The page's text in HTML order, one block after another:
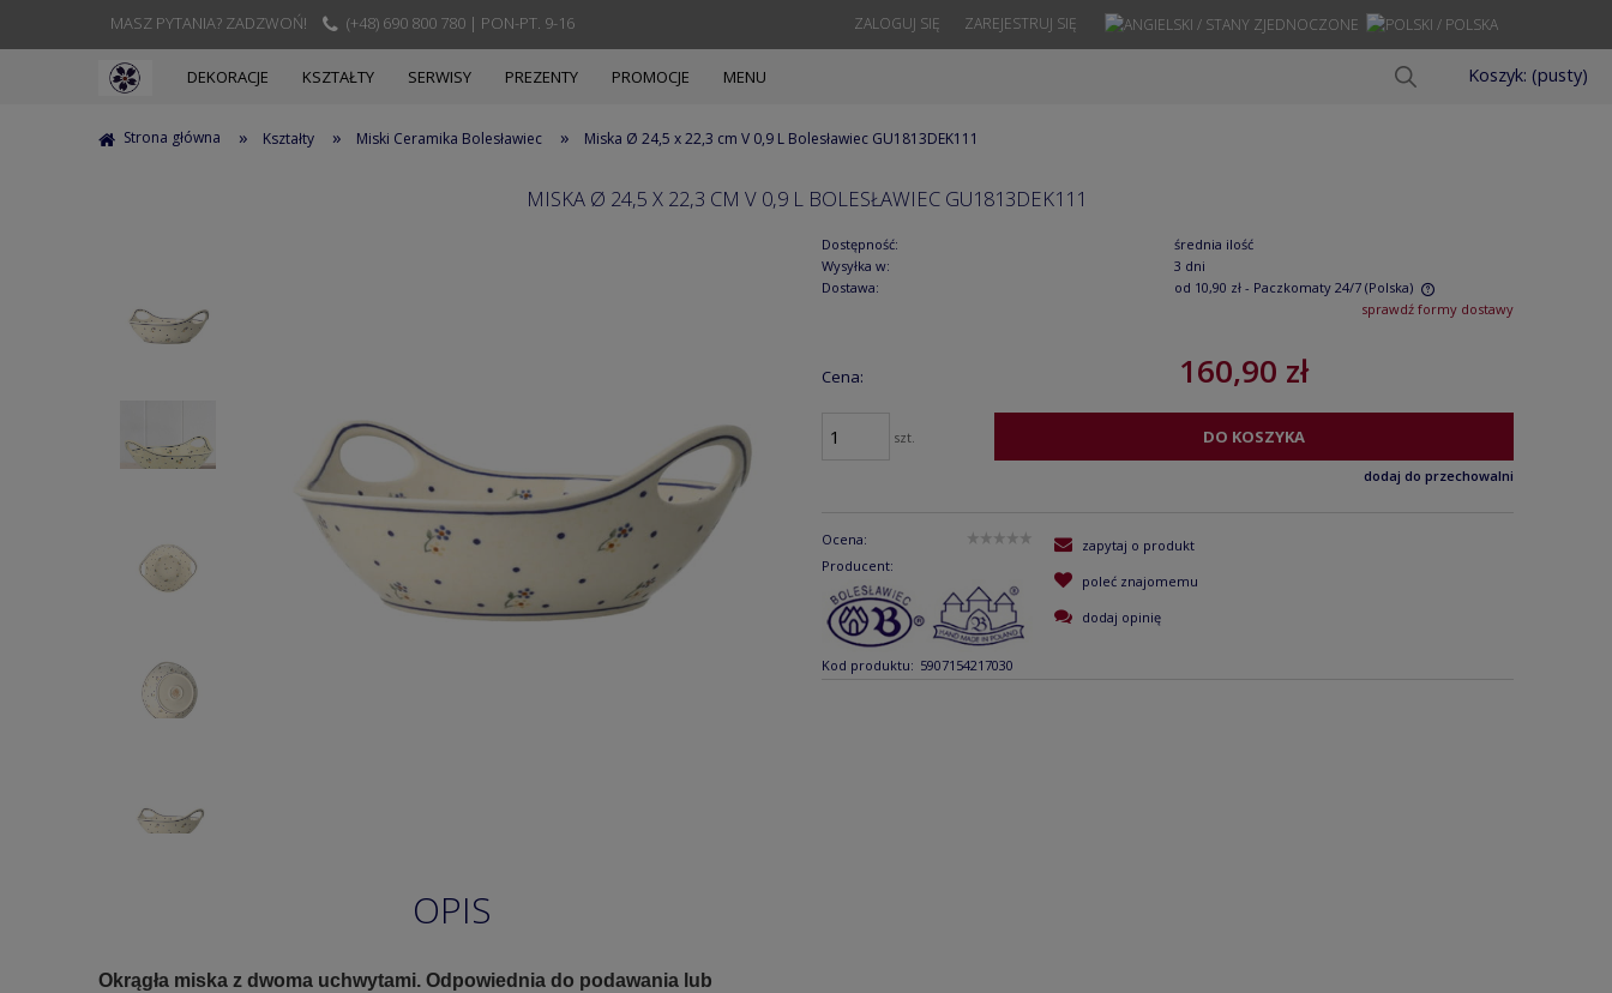
MASZ PYTANIA? ZADZWOŃ! (+48) 690 800 780 | PON-PT. 9-16 ZAREJESTRUJ SIĘ
ZALOGUJ SIĘ
Koszyk: (pusty)
DEKORACJE KSZTAŁTY SERWISY PREZENTY PROMOCJE MENU
Strona główna » Kształty » Miski Ceramika Bolesławiec » Miska Ø 24,5 x 22,3 cm V 0,9 L Bolesławiec GU1813DEK111
MISKA Ø 24,5 X 22,3 CM V 0,9 L BOLESŁAWIEC GU1813DEK111
Dostępność:
średnia ilość
Wysyłka w:
3 dni
Dostawa:
od 10,90 zł - Paczkomaty 24/7 (Polska)
sprawdź formy dostawy
Cena: 160,90 zł
szt. DO KOSZYKA
dodaj do przechowalni
Ocena:
Producent:
Kod produktu: 5907154217030
zapytaj o produkt
poleć znajomemu
dodaj opinię
OPIS
Okrągła miska z dwoma uchwytami. Odpowiednia do podawania lub